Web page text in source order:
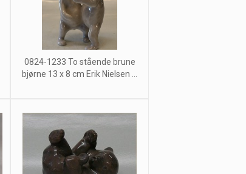
0824-1233 To stående brune
bjørne 13 x 8 cm Erik Nielsen ...